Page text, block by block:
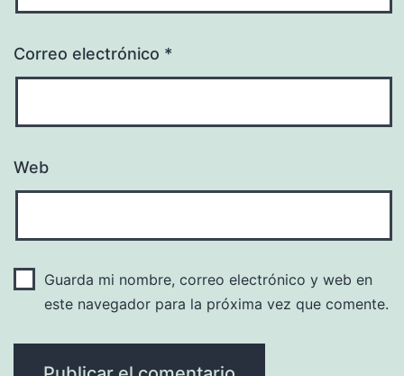
Correo electrónico *
Web
Guarda mi nombre, correo electrónico y web en
este navegador para la próxima vez que comente.